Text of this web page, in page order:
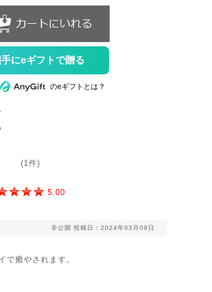
にeギフトで贈る
のeギフトとは？
(1件)
5.00
非公開 投稿日：2024年03月09日
癒やされます。